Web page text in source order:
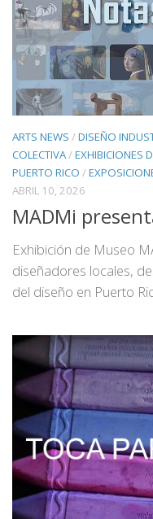
ARTS NEWS /DISEÑO
COLECTIVA/EXHIBICIONES
PUERTO RICO /
ABRIL 10, 2026
MADMi
Exhibición de Museo
diseñadores locales,
del diseño en Puerto